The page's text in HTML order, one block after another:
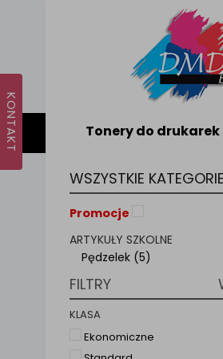
Tonery do drukarek
WSZYSTKIE KATEGORIE
Promocje
ARTYKUŁY SZKOLNE
Pędzelek (5)
FILTRY
KLASA
Ekonomiczne